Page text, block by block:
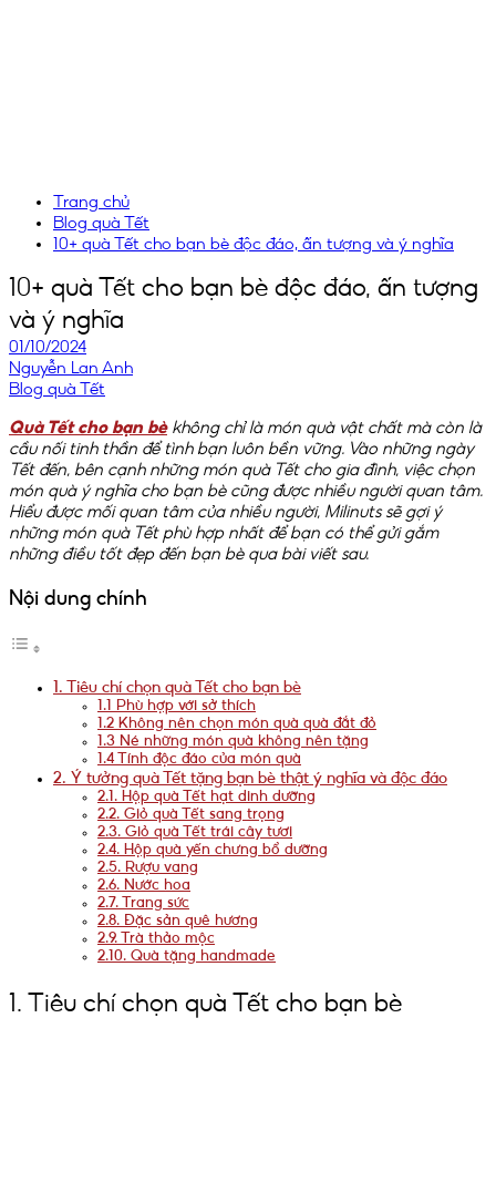
Trang chủ
Blog quà Tết
10+ quà Tết cho bạn bè độc đáo, ấn tượng và ý nghĩa
10+ quà Tết cho bạn bè độc đáo, ấn tượng
và ý nghĩa
01/10/2024
Nguyễn Lan Anh
Blog quà Tết
Quà Tết cho bạn bèkhông chỉ là món quà vật chất mà còn là
cầu nối tinh thần để tình bạn luôn bền vững. Vào những ngày
Tết đến, bên cạnh những món quà Tết cho gia đình, việc chọn
món quà ý nghĩa cho bạn bè cũng được nhiều người quan tâm.
Hiểu được mối quan tâm của nhiều người, Milinuts sẽ gợi ý
những món quà Tết phù hợp nhất để bạn có thể gửi gắm
những điều tốt đẹp đến bạn bè qua bài viết sau.
Nội dung chính
1. Tiêu chí chọn quà Tết cho bạn bè
1.1 Phù hợp với sở thích
1.2 Không nên chọn món quà quà đắt đỏ
1.3 Né những món quà không nên tặng
1.4 Tính độc đáo của món quà
2. Ý tưởng quà Tết tặng bạn bè thật ý nghĩa và độc đáo
2.1. Hộp quà Tết hạt dinh dưỡng
2.2. Giỏ quà Tết sang trọng
2.3. Giỏ quà Tết trái cây tươi
2.4. Hộp quà yến chưng bổ dưỡng
2.5. Rượu vang
2.6. Nước hoa
2.7. Trang sức
2.8. Đặc sản quê hương
2.9. Trà thảo mộc
2.10. Quà tặng handmade
1. Tiêu chí chọn quà Tết cho bạn bè